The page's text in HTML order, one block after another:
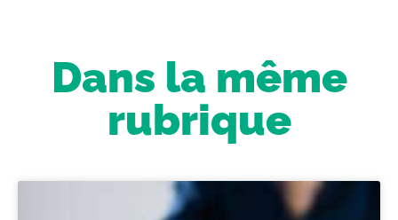
Dans la même
rubrique